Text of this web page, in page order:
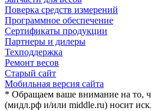
Поверка средств измерений
Программное обеспечение
Сертификаты продукции
Партнеры и дилеры
Техподдержка
Ремонт весов
Старый сайт
Мобильная версия сайта
* Обращаем ваше внимание на то,
(мидл.рф и/или middle.ru) носит